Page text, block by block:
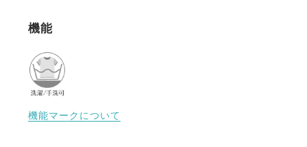
機能
機能マークについて